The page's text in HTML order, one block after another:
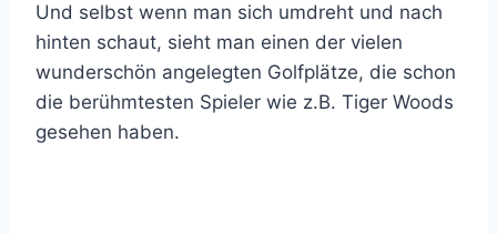
Und selbst wenn man sich umdreht und nach
hinten schaut, sieht man einen der vielen
wunderschön angelegten Golfplätze, die schon
die berühmtesten Spieler wie z.B. Tiger Woods
gesehen haben.